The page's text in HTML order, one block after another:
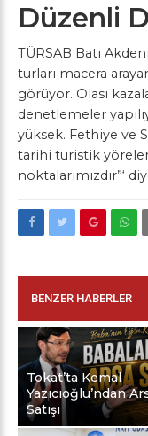
Düzenli
TÜRSAB Batı
turları macera
görüyor. Olası
denetlemeler
yüksek. Fethiye ve
tarihi turistik
noktalarımızdır”‘
BENZER HABERLER
Tokat’ta Kemal
Yazıcıoğlu’ndan
Satışı